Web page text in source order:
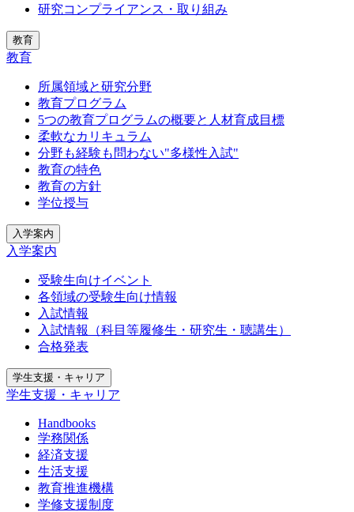
研究コンプライアンス・取り組み
教育
教育
所属領域と研究分野
教育プログラム
5つの教育プログラムの概要と人材育成目標
柔軟なカリキュラム
分野も経験も問わない"多様性入試"
教育の特色
教育の方針
学位授与
入学案内
入学案内
受験生向けイベント
各領域の受験生向け情報
入試情報
入試情報（科目等履修生・研究生・聴講生）
合格発表
学生支援・キャリア
学生支援・キャリア
Handbooks
学務関係
経済支援
生活支援
教育推進機構
学修支援制度